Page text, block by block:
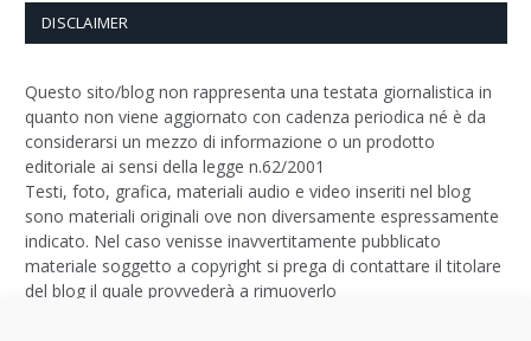
DISCLAIMER
Questo sito/blog non rappresenta una testata giornalistica in
quanto non viene aggiornato con cadenza periodica né è da
considerarsi un mezzo di informazione o un prodotto
editoriale ai sensi della legge n.62/2001
Testi, foto, grafica, materiali audio e video inseriti nel blog
sono materiali originali ove non diversamente espressamente
indicato. Nel caso venisse inavvertitamente pubblicato
materiale soggetto a copyright si prega di contattare il titolare
del blog il quale provvederà a rimuoverlo